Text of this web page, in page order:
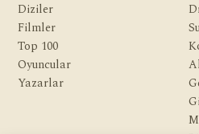
Diziler
Filmler
Top 100
Oyuncular
Yazarlar